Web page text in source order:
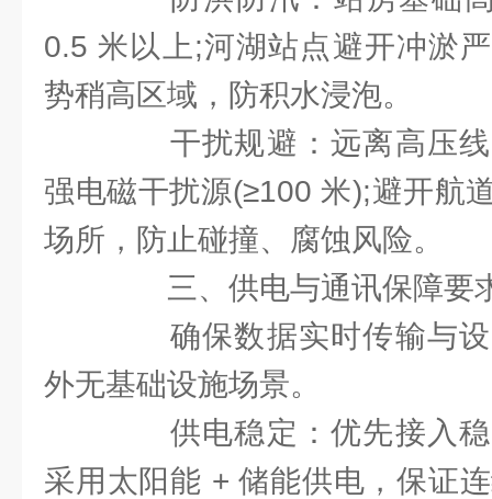
0.5 米以上;河湖站点避开冲淤
势稍高区域，防积水浸泡。
干扰规避：远离高压线
强电磁干扰源(≥100 米);避开航
场所，防止碰撞、腐蚀风险。
三、供电与通讯保障要
确保数据实时传输与设
外无基础设施场景。
供电稳定：优先接入稳
采用太阳能 + 储能供电，保证